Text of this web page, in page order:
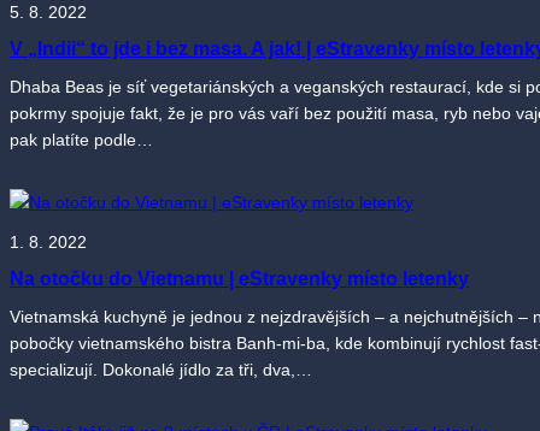
5. 8. 2022
V „Indii“ to jde i bez masa. A jak! | eStravenky místo
Dhaba Beas je síť vegetariánských a veganských restaurací, kde si
pokrmy spojuje fakt, že je pro vás vaří bez použití masa, ryb nebo
pak platíte podle…
1. 8. 2022
Na otočku do Vietnamu | eStravenky místo letenky
Vietnamská kuchyně je jednou z nejzdravějších – a nejchutnějších
pobočky vietnamského bistra Banh-mi-ba, kde kombinují rychlost
specializují. Dokonalé jídlo za tři, dva,…